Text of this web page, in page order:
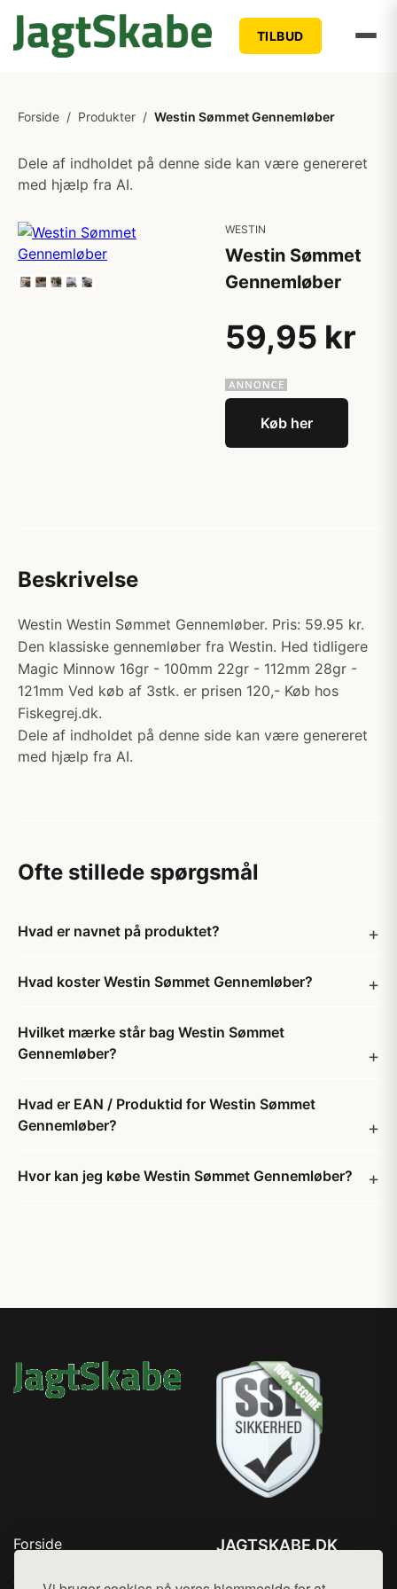
TILBUD
Forside / Produkter / Westin Sømmet Gennemløber
Dele af indholdet på denne side kan være genereret
med hjælp fra AI.
WESTIN
Westin Sømmet
Gennemløber
59,95 kr
Køb her
Beskrivelse
Westin Westin Sømmet Gennemløber. Pris: 59.95 kr.
Den klassiske gennemløber fra Westin. Hed tidligere
Magic Minnow 16gr - 100mm 22gr - 112mm 28gr -
121mm Ved køb af 3stk. er prisen 120,- Køb hos
Fiskegrej.dk.
Dele af indholdet på denne side kan være genereret
med hjælp fra AI.
Ofte stillede spørgsmål
Hvad er navnet på produktet?
Hvad koster Westin Sømmet Gennemløber?
Hvilket mærke står bag Westin Sømmet
Gennemløber?
Hvad er EAN / Produktid for Westin Sømmet
Gennemløber?
Hvor kan jeg købe Westin Sømmet Gennemløber?
Forside
JAGTSKABE.DK